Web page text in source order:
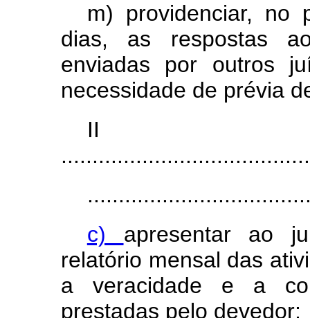
m) providenciar, no
dias, as respostas
enviadas por outros
necessidade de prévia
c) apresentar ao
relatório mensal das
a veracidade e a
prestadas pelo devedor;